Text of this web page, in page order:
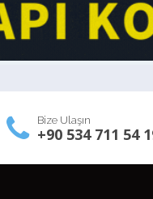
Bize Ulaşın
+90 534 711 54